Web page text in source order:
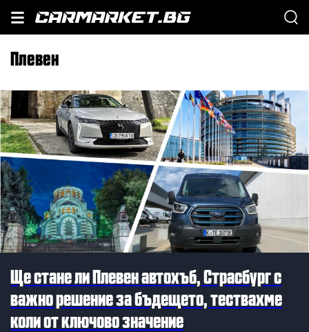
Плевен
Ще стане ли Плевен автохъб, Страсбург с
важно решение за бъдещето, тествахме
коли от ключово значение